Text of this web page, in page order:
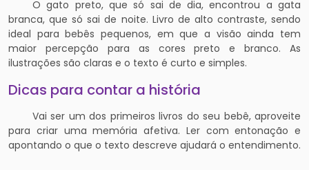
O gato preto, que só sai de dia, encontrou a gata
branca, que só sai de noite. Livro de alto contraste, sendo
ideal para bebês pequenos, em que a visão ainda tem
maior percepção para as cores preto e branco. As
ilustrações são claras e o texto é curto e simples.
Dicas para contar a história
Vai ser um dos primeiros livros do seu bebê, aproveite
para criar uma memória afetiva. Ler com entonação e
apontando o que o texto descreve ajudará o entendimento.